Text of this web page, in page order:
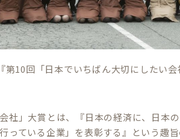
第10回「日本でいちばん大切にしたい
社」大賞とは、『日本の経済に、日本
っている企業」を表彰する』という趣